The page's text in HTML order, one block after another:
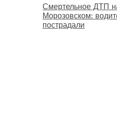
Смертельное ДТП
Морозовском:
пострадали